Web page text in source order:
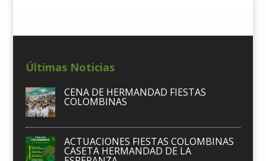
Últimas Noticias
CENA DE HERMANDAD FIESTAS
COLOMBINAS
ACTUACIONES FIESTAS COLOMBINAS
CASETA HERMANDAD DE LA